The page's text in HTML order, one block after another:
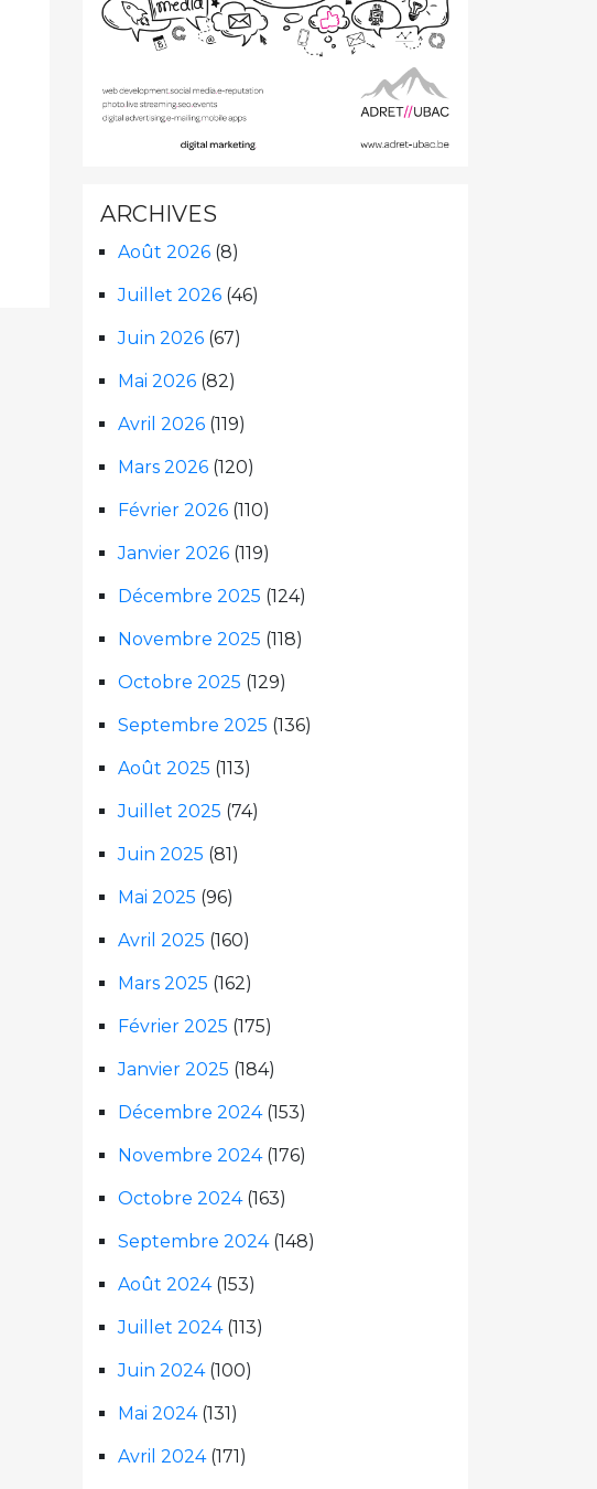
ARCHIVES
Août 2026 (8)
Juillet 2026 (46)
Juin 2026 (67)
Mai 2026 (82)
Avril 2026 (119)
Mars 2026 (120)
Février 2026 (110)
Janvier 2026 (119)
Décembre 2025 (124)
Novembre 2025 (118)
Octobre 2025 (129)
Septembre 2025 (136)
Août 2025 (113)
Juillet 2025 (74)
Juin 2025 (81)
Mai 2025 (96)
Avril 2025 (160)
Mars 2025 (162)
Février 2025 (175)
Janvier 2025 (184)
Décembre 2024(153)
Novembre 2024(176)
Octobre 2024(163)
Septembre 2024(148)
Août 2024(153)
Juillet 2024(113)
Juin 2024(100)
Mai 2024(131)
Avril 2024(171)